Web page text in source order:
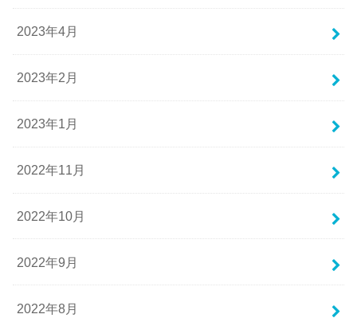
2023年4月
2023年2月
2023年1月
2022年11月
2022年10月
2022年9月
2022年8月